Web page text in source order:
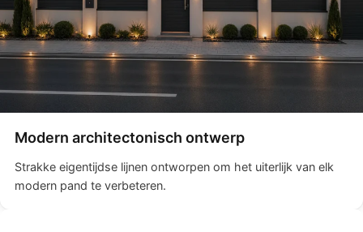
Modern architectonisch ontwerp
Strakke eigentijdse lijnen ontworpen om het uiterlijk van elk
modern pand te verbeteren.